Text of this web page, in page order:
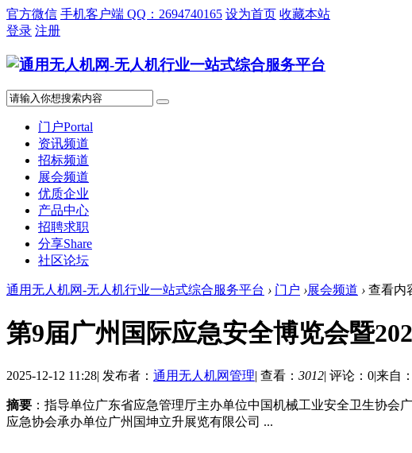
官方微信 手机客户端 QQ：2694740165 设为首页 收藏本站
登录 注册
门户Portal
资讯频道
招标频道
展会频道
优质企业
产品中心
招聘求职
分享Share
社区论坛
通用无人机网-无人机行业一站式综合服务平台 › 门户 ›展会频道 › 查看内
第9届广州国际应急安全博览会暨
2025-12-12 11:28| 发布者： 通用无人机网管理| 查看： 3012| 评论：0|来自
摘要 ：指导单位广东省应急管理厅主办单位中国机械工业安全卫生协
应急协会承办单位广州国坤立升展览有限公司 ...